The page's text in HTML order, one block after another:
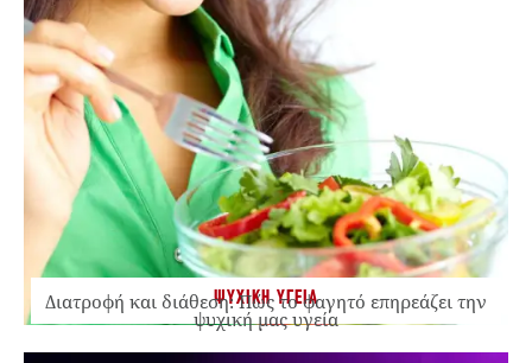
ΨΥΧΙΚΗ ΥΓΕΙΑ
Διατροφή και διάθεση: Πώς το φαγητό επηρεάζει την
ψυχική μας υγεία